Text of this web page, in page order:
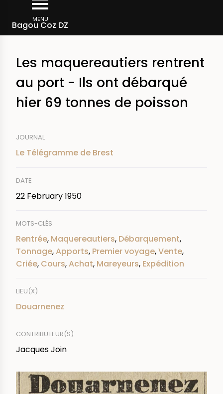
main
MENU
Bagou Coz DZ
Breadcrumb
Les maquereautiers rentrent
au port - Ils ont débarqué
hier 69 tonnes de poisson
JOURNAL
Le Télégramme de Brest
DATE
22 February 1950
MOTS-CLÉS
Rentrée, Maquereautiers, Débarquement,
Tonnage,Apports, Premier voyage,Vente,
Criée, Cours,Achat, Mareyeurs, Expédition
LIEU(X)
Douarnenez
CONTRIBUTEUR(S)
Jacques Join
IMAGE